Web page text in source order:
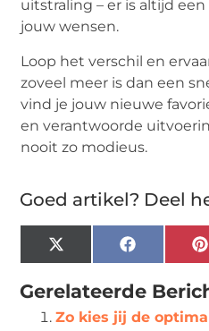
uitstraling – er is altijd
jouw wensen.
Loop het verschil en
zoveel meer is dan een
vind je jouw nieuwe
en verantwoorde
nooit zo modieus.
Goed artikel? Deel
X
(Twitter)
Facebook
Gerelateerde
Zo kies jij de